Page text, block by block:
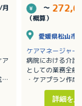
/月
ア
～
（概算）
愛媛県松山市
ケアマネージャー
病院における介護
としての業務全般
・ケアプラン作成
・モニタリング業
・介護保険の申
詳細を見